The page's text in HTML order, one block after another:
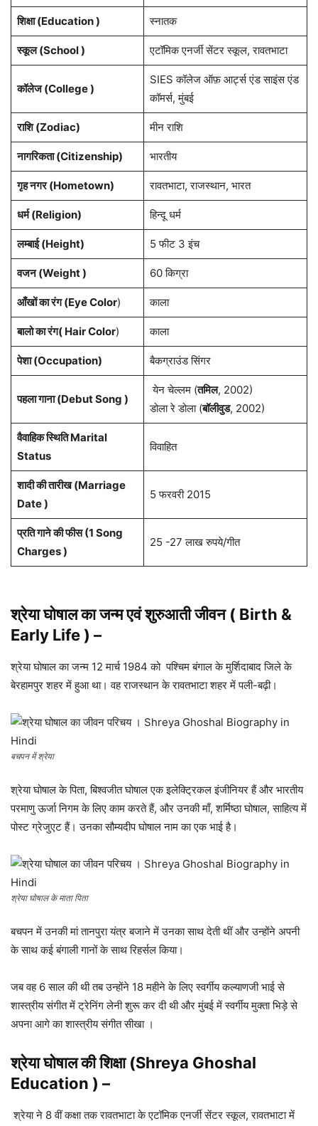
शिक्षा (Education ) स्नातक
स्कूल (School ) एटॉमिक एनर्जी सेंटर स्कूल, रावतभाटा
कॉलेज (College )
SIES कॉलेज ऑफ़ आर्ट्स एंड साइंस एंड
कॉमर्स, मुंबई
राशि(Zodiac) मीन राशि
नागरिकता(Citizenship) भारतीय
गृह नगर(Hometown) रावतभाटा, राजस्थान, भारत
धर्म (Religion) हिन्दू धर्म
लम्बाई (Height) 5 फीट 3 इंच
वजन (Weight ) 60 किग्रा
आँखों का रंग (Eye Color) काला
बालो का रंग( Hair Color) काला
पेशा(Occupation) बैकग्राउंड सिंगर
पहला गाना (Debut Song )
येन चेल्लम (तमिल, 2002)
डोला रे डोला (बॉलीवुड, 2002)
वैवाहिक स्थिति Marital
Status
विवाहित
शादी की तारीख (Marriage
Date )
5 फरवरी 2015
प्रति गाने की फीस (1 Song
Charges )
25 -27 लाख रुपये/गीत
श्रेया घोषाल का जन्म एवं शुरुआती जीवन ( Birth &
Early Life ) –
श्रेया घोषाल का जन्म 12 मार्च 1984 को पश्चिम बंगाल के मुर्शिदाबाद जिले के
बेरहामपुर शहर में हुआ था। वह राजस्थान के रावतभाटा शहर में पली-बढ़ी।
बचपन में श्रेया
श्रेया घोषाल के पिता, बिश्वजीत घोषाल एक इलेक्ट्रिकल इंजीनियर हैं और भारतीय
परमाणु ऊर्जा निगम के लिए काम करते हैं, और उनकी माँ, शर्मिष्ठा घोषाल, साहित्य में
पोस्ट ग्रेजुएट हैं। उनका सौम्यदीप घोषाल नाम का एक भाई है।
श्रेया घोषाल के माता पिता
बचपन में उनकी मां तानपुरा यंत्र बजाने में उनका साथ देती थीं और उन्होंने अपनी
के साथ कई बंगाली गानों के साथ रिहर्सल किया।
जब वह 6 साल की थी तब उन्होंने 18 महीने के लिए स्वर्गीय कल्याणजी भाई से
शास्त्रीय संगीत में ट्रेनिंग लेनी शुरू कर दी थी और मुंबई में स्वर्गीय मुक्ता भिड़े से
अपना आगे का शास्त्रीय संगीत सीखा ।
श्रेया घोषाल की शिक्षा (Shreya Ghoshal
Education ) –
श्रेया ने 8 वीं कक्षा तक रावतभाटा के एटॉमिक एनर्जी सेंटर स्कूल, रावतभाटा में